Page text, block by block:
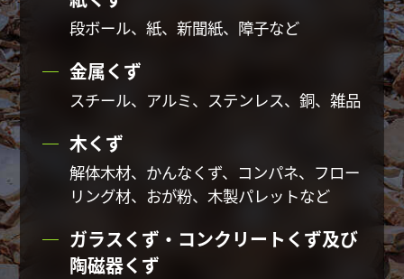
段ボール、紙、新聞紙、障子など
金属くず
スチール、アルミ、ステンレス、銅、雑品
木くず
解体木材、かんなくず、コンパネ、フロー
リング材、 おが粉、木製パレットなど
ガラスくず・コンクリートくず及び
陶磁器くず